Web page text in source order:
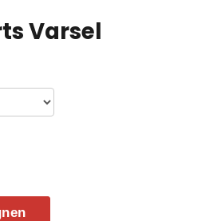
Varsel